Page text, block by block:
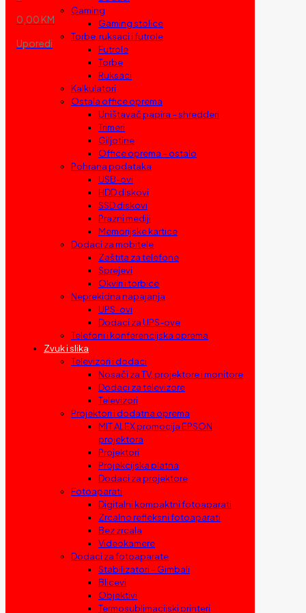
0,00 KM
Uporedi
Gaming
Gaming stolice
Torbe, ruksaci i futrole
Futrole
Torbe
Ruksaci
Kalkulatori
Ostala office oprema
Uništavač papira – shredderi
Trimeri
Giljotine
Office oprema – ostalo
Pohrana podataka
USB-ovi
HDD diskovi
SSD diskovi
Prazni mediji
Memorijske kartice
Dodaci za mobitele
Zaštita za telefone
Sprejevi
Okviri i torbice
Neprekidna napajanja
UPS-ovi
Dodaci za UPS-ove
Telefoni i konferencijska oprema
Zvuk i slika
Televizori i dodaci
Nosači za TV, projektore i monitore
Dodaci za televizore
Televizori
Projektori i dodatna oprema
MIT ALEX promocija EPSON
projektora
Projektori
Projekcijska platna
Dodaci za projektore
Fotoaparati
Digitalni kompaktni fotoaparati
Zrcalno refleksni fotoaparati
Bez zrcala
Videokamere
Dodaci za fotoaparate
Stabilizatori – Gimbali
Blicevi
Objektivi
Termosublimacijski printeri